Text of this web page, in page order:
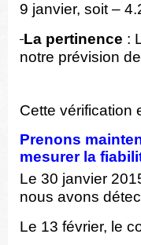
9 janvier, soit –
La pertinence :
notre prévision
Cette vérification
Prenons
mesurer la
Le 30 janvier
nous avons
Le 13 février, le